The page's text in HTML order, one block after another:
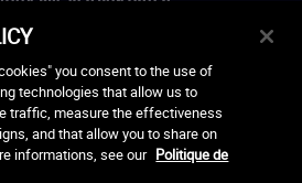
Michel Hazanavicius (représentant de
et Mikael Buch (représentant de la SRF)
DE L'ASSOCIATION LA CINÉMATHÈQUE
DES CINÉASTES
you consent to the use of
technologies that allow us to
traffic, measure the effectiveness
and that allow you to share on
informations, see our Politique de